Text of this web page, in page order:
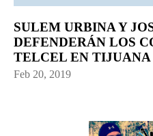
SULEM URBINA Y
DEFENDERÁN LOS
TELCEL EN TIJUANA
Feb 20, 2019